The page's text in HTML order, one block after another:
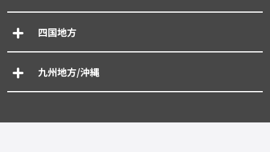
四国地方
九州地方/沖縄